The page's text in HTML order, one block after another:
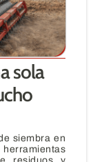
sola
siembra en